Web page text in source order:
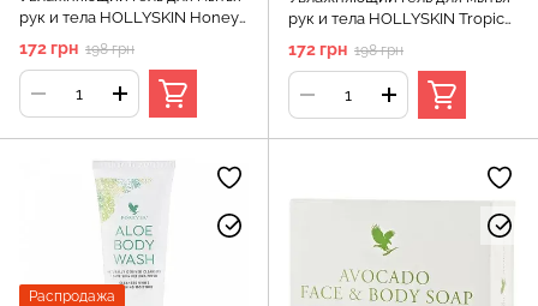
рук и тела HOLLYSKIN Honey
172 грн 198 грн
рук и тела HOLLYSKIN Tropical
172 грн 198 грн
Распродажа